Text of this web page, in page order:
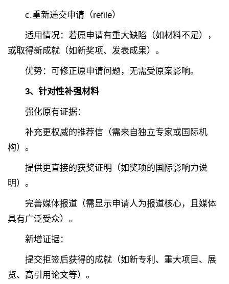
c.重新递交申请（refile）
适用情况：若原申请有重大缺陷（如材料不足），
或取得新成就（如新奖项、发表成果）。
优势：可修正原申请问题，无需受原案影响。
3、针对性补强材料
强化原有证据：
补充更权威的推荐信（需来自独立专家或国际机
构）。
提供更直接的获奖证明（如奖项的国际影响力说
明）。
完善媒体报道（需显示申请人为报道核心，且媒体
具有广泛受众）。
新增证据：
提交拒签后获得的成就（如新专利、重大项目、展
览、高引用论文等）。